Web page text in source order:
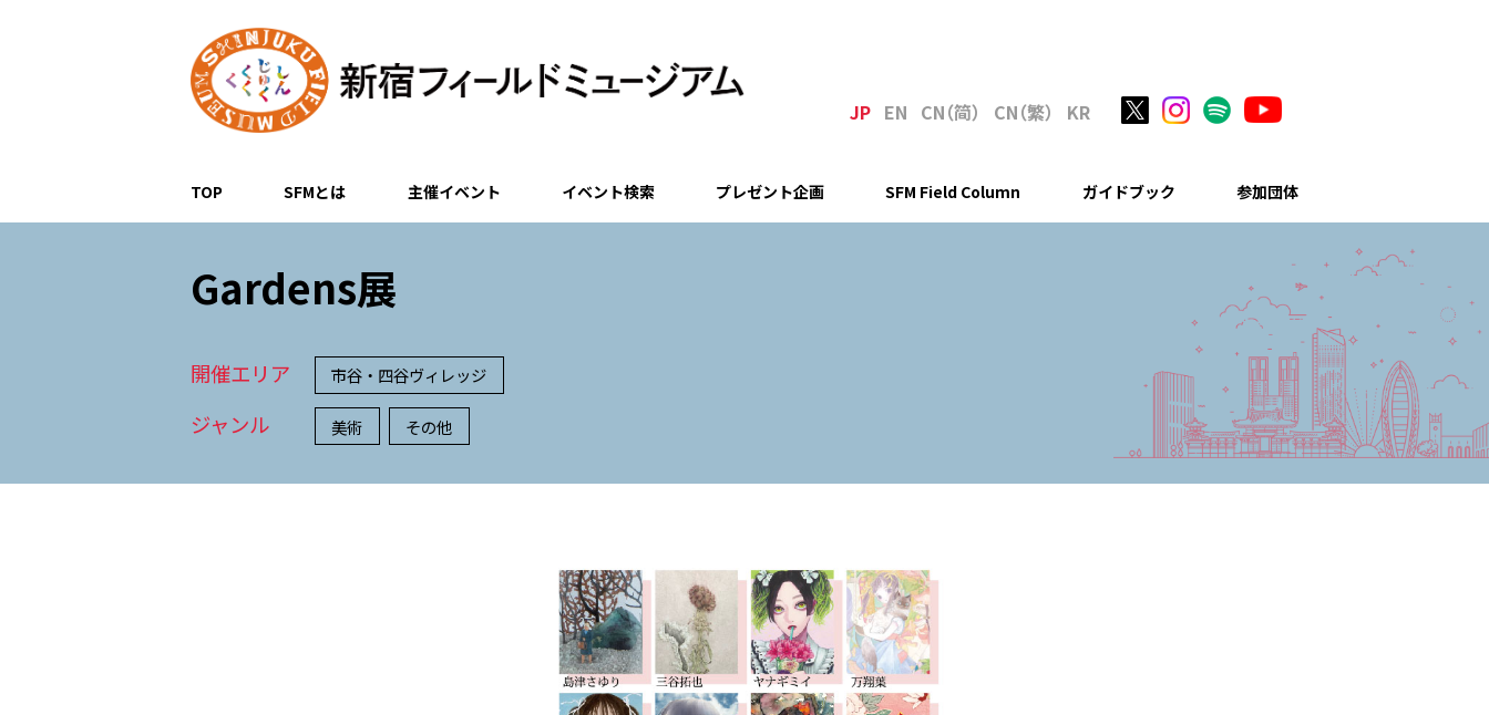
JP EN CN（简） CN（繁） KR
TOP SFMとは 主催イベント イベント検索 プレゼント企画 SFM Field Column ガイドブック 参加団体
Gardens展
開催エリア 市谷・四谷ヴィレッジ
ジャンル 美術 その他